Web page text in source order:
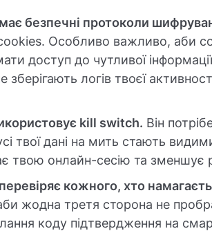
безпечні протоколи
Особливо важливо, аби
доступ до чутливої
зберігають логів твоєї
kill switch. Він
твої дані на мить стають
твою онлайн-сесію та зменшує
кожного, хто
аби жодна третя сторона не
коду підтвердження на